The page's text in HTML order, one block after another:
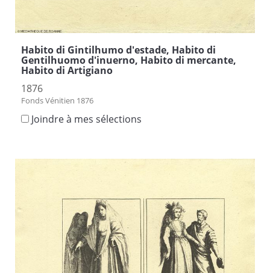
Habito di Gintilhumo d'estade, Habito di
Gentilhuomo d'inuerno, Habito di mercante,
Habito di Artigiano
1876
Fonds Vénitien 1876
Joindre à mes sélections